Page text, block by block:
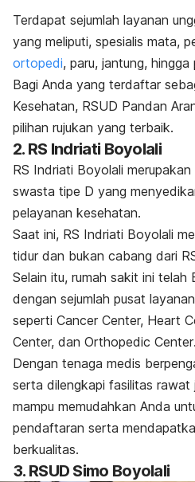
Terdapat sejumlah layanan
yang meliputi, spesialis mata,
ortopedi, paru, jantung, hingga
Bagi Anda yang terdaftar
Kesehatan, RSUD Pandan
pilihan rujukan yang terbaik.
2. RS Indriati Boyolali
RS Indriati Boyolali merupakan
swasta tipe D yang
pelayanan kesehatan.
Saat ini, RS Indriati Boyolali
tidur dan bukan cabang dari
Selain itu, rumah sakit ini telah
dengan sejumlah pusat
seperti Cancer Center, Heart
Center, dan Orthopedic Center.
Dengan tenaga medis
serta dilengkapi fasilitas rawat
mampu memudahkan Anda
pendaftaran serta
berkualitas.
3. RSUD Simo Boyolali